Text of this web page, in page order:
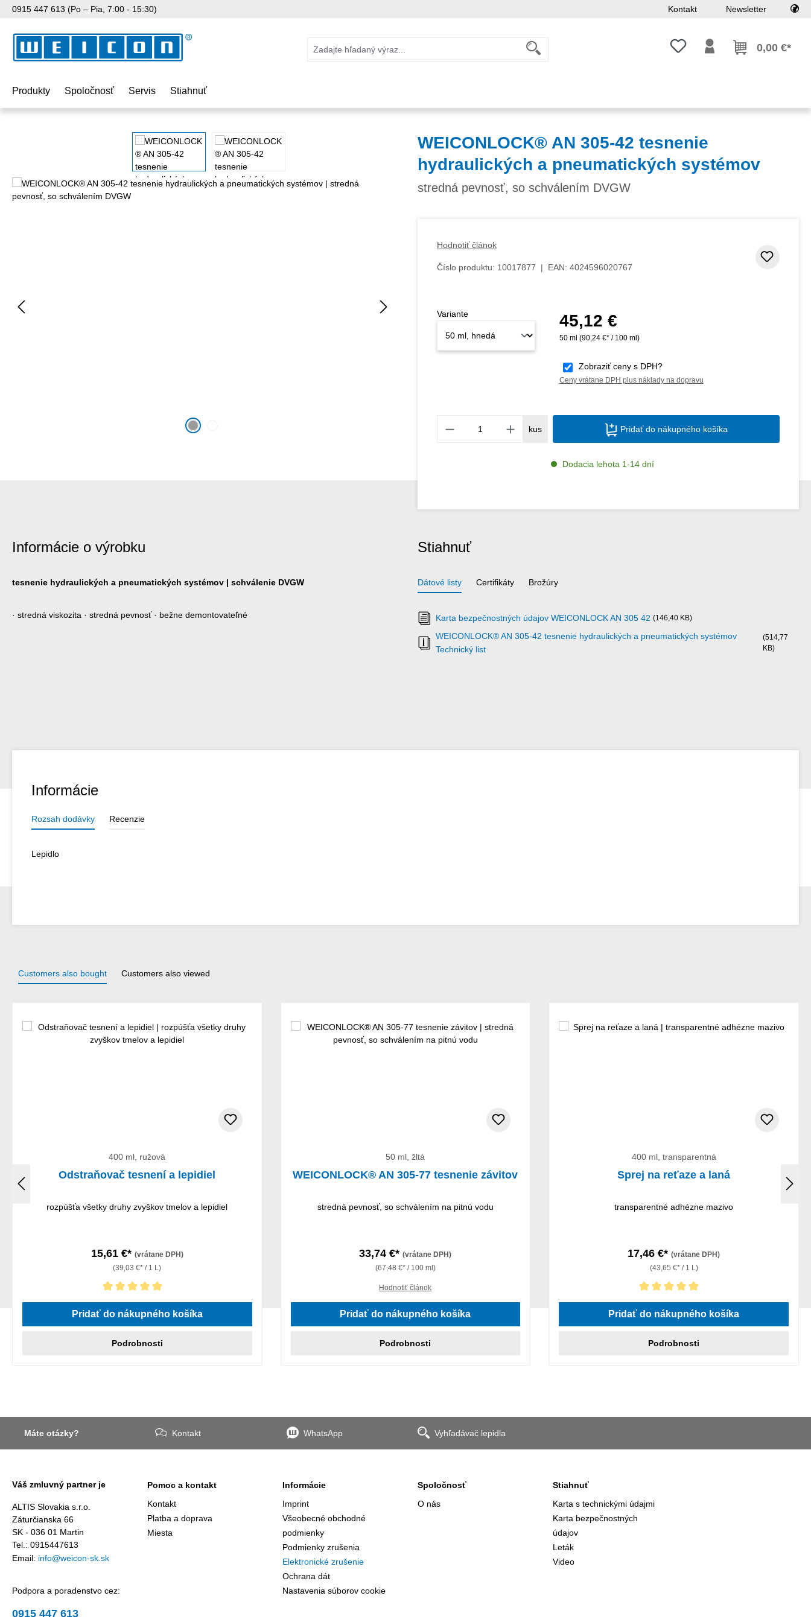
na hlavný obsah
Preskočiť na vyhľadávanie
Preskočiť na hlavnú navigáciu
0915 447 613 (Po – Pia, 7:00 - 15:30) Kontakt Newsletter
Máte 0 položky zoznamu želaní
0,00 €*
Produkty Spoločnosť Servis Stiahnuť
WEICONLOCK® AN 305-42 tesnenie
hydraulických a pneumatických systémov
stredná pevnosť, so schválením DVGW
Hodnotiť článok
Číslo produktu: 10017877 | EAN: 4024596020767
Bežná cena:
45,12 €
50 ml (90,24 €* / 100 ml)
Zobraziť ceny s DPH?
Ceny vrátane DPH plus náklady na dopravu
Variante
Množstvo produktu: Zadajte
kus Pridať do nákupného košíka
Dodacia lehota 1-14 dní
Informácie o výrobku
tesnenie hydraulických a pneumatických systémov | schválenie DVGW
· stredná viskozita · stredná pevnosť · bežne demontovateľné
Stiahnuť
Dátové listy Certifikáty Brožúry
Karta bezpečnostných údajov WEICONLOCK AN 305 42 (146,40 KB)
WEICONLOCK® AN 305-42 tesnenie hydraulických a pneumatických systémov
Technický list
(514,77
KB)
Informácie
Rozsah dodávky Recenzie
Lepidlo
Customers also bought Customers also viewed
400 ml, ružová
Odstraňovač tesnení a lepidiel
rozpúšťa všetky druhy zvyškov tmelov a lepidiel
15,61 €* (vrátane DPH)
(39,03 €* / 1 L)
Priemerné hodnotenie 5 z 5 hviezdičiek
Pridať do nákupného košíka
Podrobnosti
50 ml, žltá
WEICONLOCK® AN 305-77 tesnenie závitov
stredná pevnosť, so schválením na pitnú vodu
33,74 €*(vrátane DPH)
(67,48 €* / 100 ml)
Hodnotiť článok
Pridať do nákupného košíka
Podrobnosti
400 ml, transparentná
Sprej na reťaze a laná
transparentné adhézne mazivo
17,46 €*(vrátane DPH)
(43,65 €* / 1 L)
Priemerné hodnotenie 5 z 5 hviezdičiek
Pridať do nákupného košíka
Podrobnosti
Máte otázky? Kontakt WhatsApp Vyhľadávač lepidla
Váš zmluvný partner je
ALTIS Slovakia s.r.o.
Záturčianska 66
SK - 036 01 Martin
Tel.: 0915447613
Email: info@weicon-sk.sk
Podpora a poradenstvo cez:
0915 447 613
Pomoc a kontakt
Kontakt
Platba a doprava
Miesta
Informácie
Imprint
Všeobecné obchodné
podmienky
Podmienky zrušenia
Elektronické zrušenie
Ochrana dát
Nastavenia súborov cookie
Spoločnosť
O nás
Stiahnuť
Karta s technickými údajmi
Karta bezpečnostných
údajov
Leták
Video